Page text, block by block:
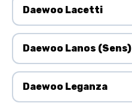
Daewoo Lacetti
Daewoo Lanos (Sens)
Daewoo Leganza